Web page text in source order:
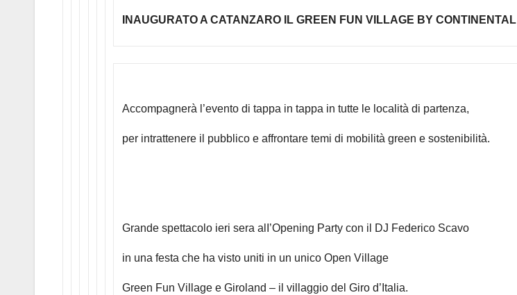
INAUGURATO A CATANZARO IL GREEN FUN VILLAGE BY CONTINENTAL
Accompagnerà l’evento di tappa in tappa in tutte le località di partenza,
per intrattenere il pubblico e affrontare temi di mobilità green e sostenibilità.
Grande spettacolo ieri sera alI’Opening Party con il DJ Federico Scavo
in una festa che ha visto uniti in un unico Open Village
Green Fun Village e Giroland – il villaggio del Giro d’Italia.